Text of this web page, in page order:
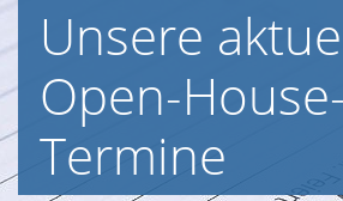
Unsere
Open-House-
Termine